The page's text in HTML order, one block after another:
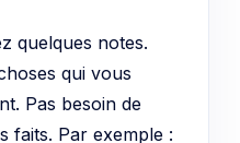
quelques notes.
qui vous
Pas besoin de
faits. Par exemple :